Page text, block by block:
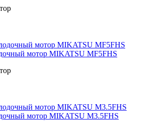
мотор MIKATSU MF5FHS
мотор MIKATSU M3.5FHS